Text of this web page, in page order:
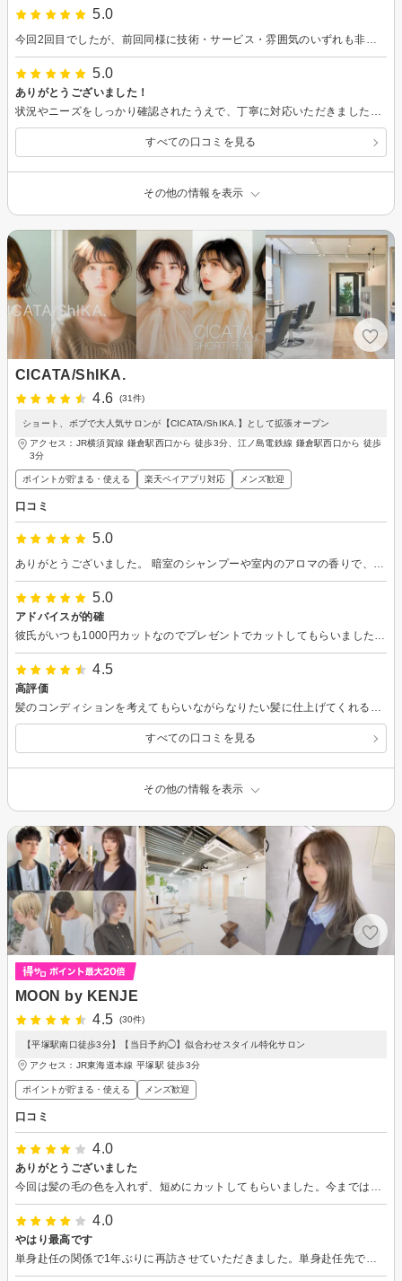
5.0
今回2回目でしたが、前回同様に技術・サービス・雰囲気のいずれも非常によかったです。来月もまた、よろしくお願いします。
5.0
ありがとうございました！
状況やニーズをしっかり確認されたうえで、丁寧に対応いただきました。技術・サービス・雰囲気ともに非常に良かったです。ありがとうございました。
すべての口コミを見る
その他の情報を表示
CICATA/ShIKA.
4.6
(31件)
ショート、ボブで大人気サロンが【CICATA/ShIKA.】として拡張オープン
アクセス：JR横須賀線 鎌倉駅西口から 徒歩3分、江ノ島電鉄線 鎌倉駅西口から 徒歩
3分
ポイントが貯まる・使える 楽天ペイアプリ対応 メンズ歓迎
口コミ
5.0
ありがとうございました。 暗室のシャンプーや室内のアロマの香りで、とてもリラックスできました。 髪の仕上がりも素敵です。 ヘッドスパも試したいです。
5.0
アドバイスが的確
彼氏がいつも1000円カットなのでプレゼントでカットしてもらいました。 間違った髪に対する考えを丁寧に教えていただきました。 ありがとうございました。
4.5
高評価
髪のコンディションを考えてもらいながらなりたい髪に仕上げてくれるのでとても嬉しいです。 周りからの似合ってるね！と言われるようになり自分も満足心も弾みます。 また行かせていただきますあ。
すべての口コミを見る
その他の情報を表示
MOON by KENJE
4.5
(30件)
【平塚駅南口徒歩3分】【当日予約◯】似合わせスタイル特化サロン
アクセス：JR東海道本線 平塚駅 徒歩3分
ポイントが貯まる・使える メンズ歓迎
口コミ
4.0
ありがとうございました
今回は髪の毛の色を入れず、短めにカットしてもらいました。今まではちょっと長めの髪型でいかにも大学生だなぁと言う感じでしたが、これからは就職活動に向けた髪型になって見違えるほど青年になりました。色を入れた長い髪の毛もそうですが、色を入れない普通の髪型も、やはりどこか躍動感があり、夏っぽい感じに仕上げてもらえてよかったと思っています。菱田さんに雰囲気を伝えると、それ以上の出来に仕上げてくれるのでいつも助かっています。これからもよろしくお願いします。
4.0
やはり最高です
単身赴任の関係で1年ぶりに再訪させていただきました。単身赴任先でカットしてもらっていましたが、やはり納得できるカットにはならず、もう一度菱田さんに切っていただきたいと思いカットしてもらいました。出来は想像以上でやはり技術力が違うなぁと思いました。くせ毛なので、湿気の時期は髪の毛がはねてしまうところをうまくカバーしてもらえました。単身赴任先から髪の毛を切ってもらうために訪れるのは大変ですが、それ以上の価値を手に入れることができると再認識しました。これからもよろしくお願いします。